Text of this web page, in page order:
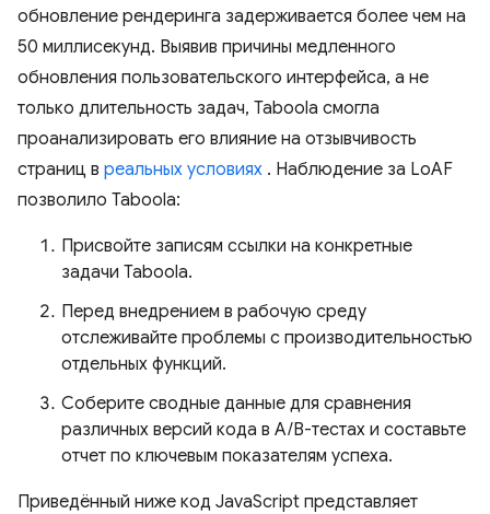
обновление рендеринга задерживается более чем на
50 миллисекунд. Выявив причины медленного
обновления пользовательского интерфейса, а не
только длительность задач, Taboola смогла
проанализировать его влияние на отзывчивость
страниц в реальных условиях . Наблюдение за LoAF
позволило Taboola:
Присвойте записям ссылки на конкретные
задачи Taboola.
Перед внедрением в рабочую среду
отслеживайте проблемы с производительностью
отдельных функций.
Соберите сводные данные для сравнения
различных версий кода в A/B-тестах и ​​составьте
отчет по ключевым показателям успеха.
Приведённый ниже код JavaScript представляет